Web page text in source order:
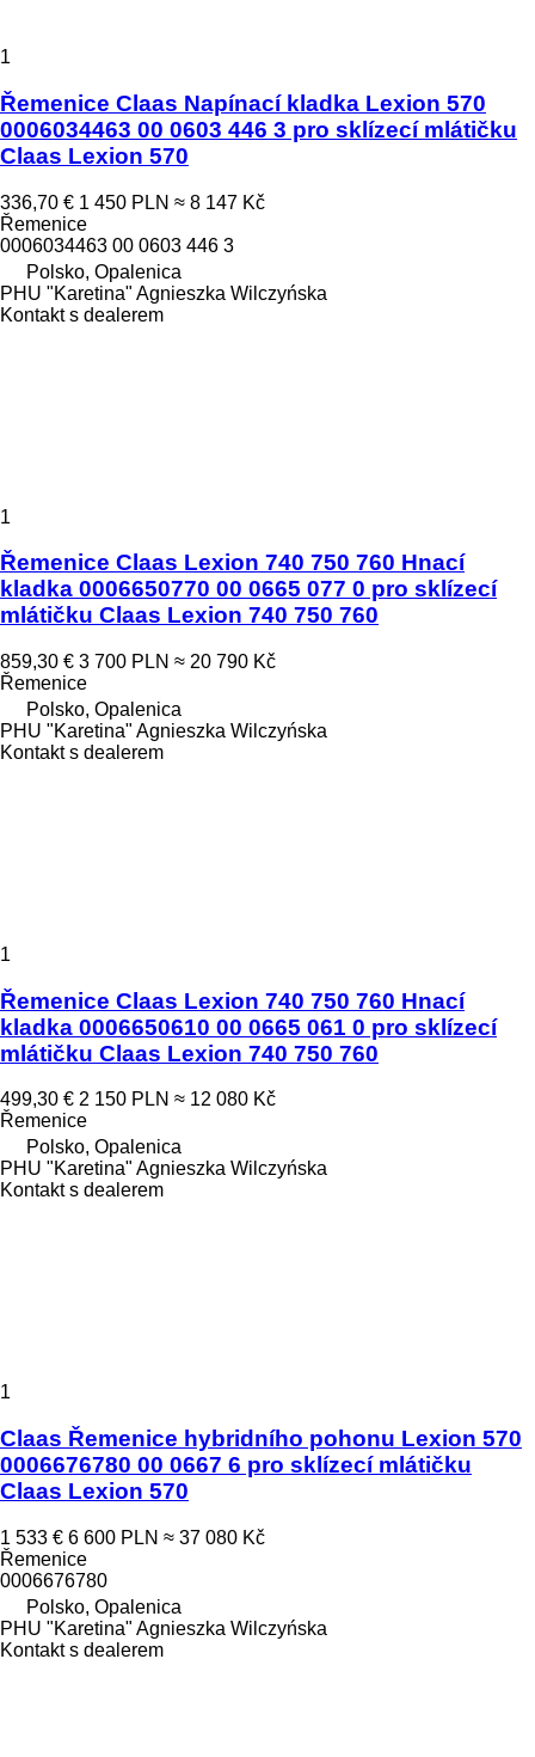
1
Řemenice Claas Napínací kladka Lexion 570
0006034463 00 0603 446 3 pro sklízecí mlátičku
Claas Lexion 570
336,70 € 1 450 PLN ≈ 8 147 Kč
Řemenice
0006034463 00 0603 446 3
Polsko, Opalenica
PHU "Karetina" Agnieszka Wilczyńska
Kontakt s dealerem
1
Řemenice Claas Lexion 740 750 760 Hnací
kladka 0006650770 00 0665 077 0 pro sklízecí
mlátičku Claas Lexion 740 750 760
859,30 € 3 700 PLN ≈ 20 790 Kč
Řemenice
Polsko, Opalenica
PHU "Karetina" Agnieszka Wilczyńska
Kontakt s dealerem
1
Řemenice Claas Lexion 740 750 760 Hnací
kladka 0006650610 00 0665 061 0 pro sklízecí
mlátičku Claas Lexion 740 750 760
499,30 € 2 150 PLN ≈ 12 080 Kč
Řemenice
Polsko, Opalenica
PHU "Karetina" Agnieszka Wilczyńska
Kontakt s dealerem
1
Claas Řemenice hybridního pohonu Lexion 570
0006676780 00 0667 6 pro sklízecí mlátičku
Claas Lexion 570
1 533 € 6 600 PLN ≈ 37 080 Kč
Řemenice
0006676780
Polsko, Opalenica
PHU "Karetina" Agnieszka Wilczyńska
Kontakt s dealerem